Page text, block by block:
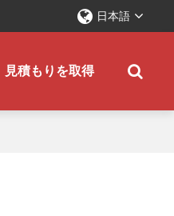
日本語
見積もりを取得